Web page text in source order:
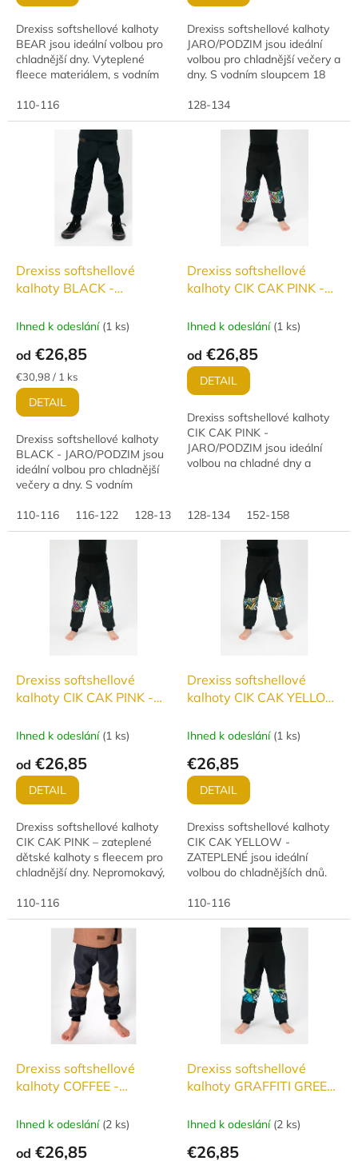
Drexiss softshellové kalhoty
BEAR jsou ideální volbou pro
chladnější dny. Vyteplené
fleece materiálem, s vodním
paropropustností 3 000
g/m²/24 hod,...
110-116
Drexiss softshellové kalhoty
JARO/PODZIM jsou ideální
volbou pro chladnější večery a
dny. S vodním sloupcem 18
000 g/m²/24 h nabízí
dokonalou...
128-134
Drexiss softshellové
kalhoty BLACK -
Ihned k odeslání (1 ks)
od €26,85
Jednotková
cena:
€30,98 / 1 ks
DETAIL
Drexiss softshellové kalhoty
BLACK - JARO/PODZIM jsou
ideální volbou pro chladnější
večery a dny. S vodním
paropropustností 12 000
g/m²/24 h nabízí dokonalou...
110-116 116-122 128-134 140-146
Drexiss softshellové
kalhoty CIK CAK PINK -
Ihned k odeslání (1 ks)
od €26,85
DETAIL
Drexiss softshellové kalhoty
CIK CAK PINK -
JARO/PODZIM jsou ideální
volbou na chladné dny a
000 mm, paropropustnost 12
000...
128-134 152-158
Drexiss softshellové
kalhoty CIK CAK PINK -
Ihned k odeslání (1 ks)
od €26,85
DETAIL
Drexiss softshellové kalhoty
CIK CAK PINK – zateplené
dětské kalhoty s fleecem pro
chladnější dny. Nepromokavý,
materiál (10 000 mm vodní
sloupec, 3 000...
110-116
Drexiss softshellové
kalhoty CIK CAK YELLOW
Ihned k odeslání (1 ks)
€26,85
DETAIL
Drexiss softshellové kalhoty
CIK CAK YELLOW -
ZATEPLENÉ jsou ideální
volbou do chladnějších dnů.
mm a prodyšnosti 3 000
g/m²/24h udrží děti v suchu a...
110-116
Drexiss softshellové
kalhoty COFFEE -
Ihned k odeslání (2 ks)
od €26,85
Drexiss softshellové
kalhoty GRAFFITI GREEN
Ihned k odeslání (2 ks)
€26,85